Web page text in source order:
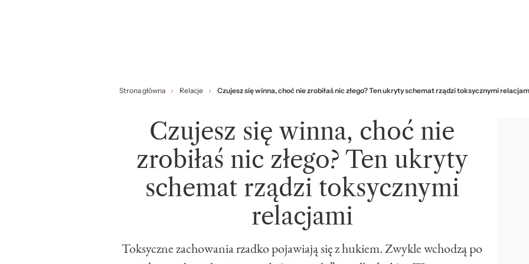
Strona główna Relacje Czujesz się winna, choć nie zrobiłaś nic złego? Ten ukryty schemat rządzi toksycznymi
Czujesz się winna, choć nie
zrobiłaś nic złego? Ten ukryty
schemat rządzi toksycznymi
relacjami
Toksyczne zachowania rzadko pojawiają się z hukiem. Zwykle wchodzą po